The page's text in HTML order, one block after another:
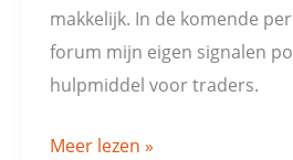
makkelijk. In de komende
forum mijn eigen signalen
hulpmiddel voor traders.
Meer lezen »